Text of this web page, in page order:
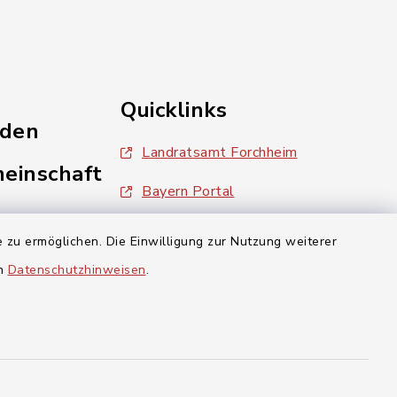
ermöglichen. Die Einwilligung zur Nutzung weiterer
Datenschutzhinweisen.
Quicklinks
Landratsamt Forchheim
Bayern Portal